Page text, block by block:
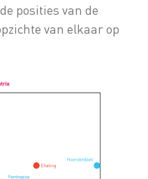
posities van de
van elkaar op